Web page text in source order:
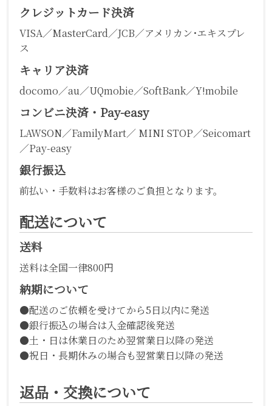
クレジットカード決済
VISA／MasterCard／JCB／アメリカン･エキスプレ
ス
キャリア決済
docomo／au／UQmobie／SoftBank／Y!mobile
コンビニ決済・Pay-easy
LAWSON／FamilyMart／ MINI STOP／Seicomart
／Pay-easy
銀行振込
前払い・手数料はお客様のご負担となります。
配送について
送料
送料は全国一律800円
納期について
●配送のご依頼を受けてから5日以内に発送
●銀行振込の場合は入金確認後発送
●土・日は休業日のため翌営業日以降の発送
●祝日・長期休みの場合も翌営業日以降の発送
返品・交換について